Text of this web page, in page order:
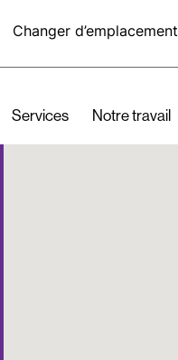
Changer d’emplacement
Services Notre travail